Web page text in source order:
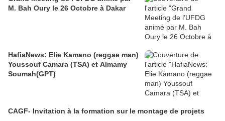
M. Bah Oury le 26 Octobre à Dakar
HafiaNews: Elie Kamano (reggae man)
Youssouf Camara (TSA) et Almamy
Soumah(GPT)
CAGF- Invitation à la formation sur le montage de projets